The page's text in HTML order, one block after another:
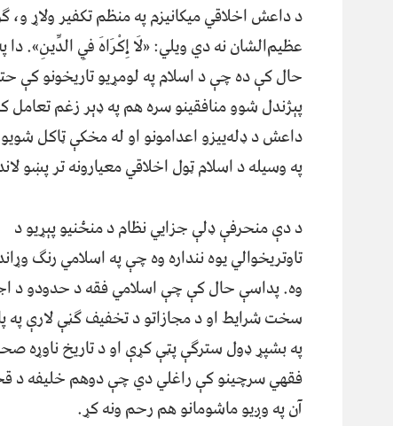
د داعش اخلاقي میکانیزم په منظم تکفیر ولاړ و،
عظیم‌الشان نه دي ویلي: «لَا إِکْرَاهَ فِي الدِّینِ». دا
حال کې ده چې د اسلام په لومړیو تاریخونو کې
پېژندل شوو منافقینو سره هم په ډېر زغم تعامل
داعش د ډله‌ییزو اعدامونو او له مخکې ټاکل
په وسیله د اسلام ټول اخلاقي معیارونه تر پښو
د دې منحرفې ډلې جزایي نظام د منځنیو پېړیو د
تاوتریخوالي یوه ننداره وه چې په اسلامي رنګ
وه. پداسې حال کې چې اسلامي فقه د حدودو د
سخت شرایط او د مجازاتو د تخفیف ګڼې لارې په
په بشپړ ډول سترګې پټې کړې او د تاریخ ناوړه
فقهي سرچینو کې راغلي دي چې دوهم خلیفه د
آن په وږیو ماشومانو هم رحم ونه کړ.